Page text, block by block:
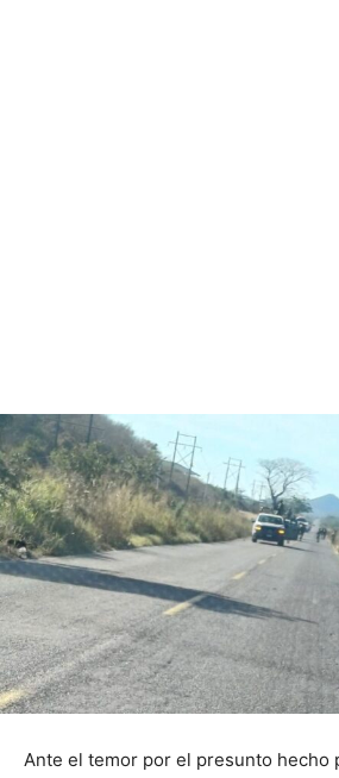
Ante el temor por el presunto hecho